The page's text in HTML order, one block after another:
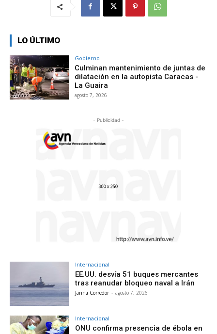
LO ÚLTIMO
Gobierno
Culminan mantenimiento de juntas de
dilatación en la autopista Caracas -
La Guaira
agosto 7, 2026
- Publicidad -
Internacional
EE.UU. desvía 51 buques mercantes
tras reanudar bloqueo naval a Irán
Janna Corredor - agosto 7, 2026
Internacional
ONU confirma presencia de ébola en